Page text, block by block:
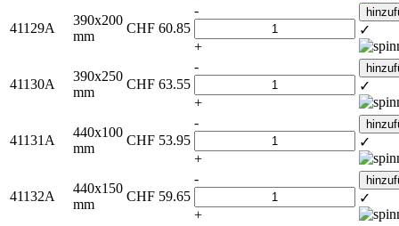
41129A
390x200
mm
CHF 60.85
-
+
✓
41130A
390x250
mm
CHF 63.55
-
+
✓
41131A
440x100
mm
CHF 53.95
-
+
✓
41132A
440x150
mm
CHF 59.65
-
+
✓